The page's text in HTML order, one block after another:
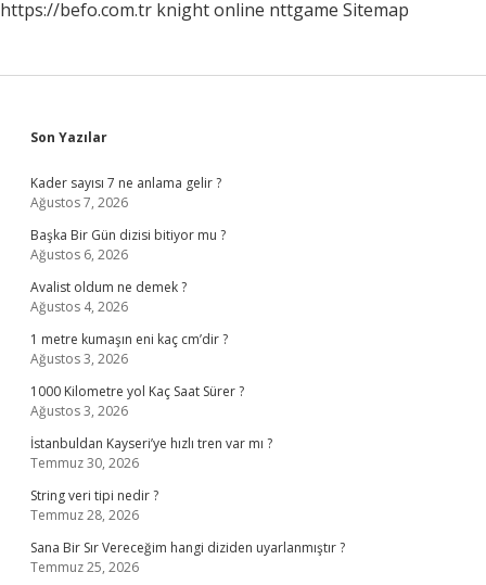
https://befo.com.tr knight online nttgame Sitemap
Sidebar
Son Yazılar
Kader sayısı 7 ne anlama gelir ?
Ağustos 7, 2026
Başka Bir Gün dizisi bitiyor mu ?
Ağustos 6, 2026
Avalist oldum ne demek ?
Ağustos 4, 2026
1 metre kumaşın eni kaç cm’dir ?
Ağustos 3, 2026
1000 Kilometre yol Kaç Saat Sürer ?
Ağustos 3, 2026
İstanbuldan Kayseri’ye hızlı tren var mı ?
Temmuz 30, 2026
String veri tipi nedir ?
Temmuz 28, 2026
Sana Bir Sır Vereceğim hangi diziden uyarlanmıştır ?
Temmuz 25, 2026